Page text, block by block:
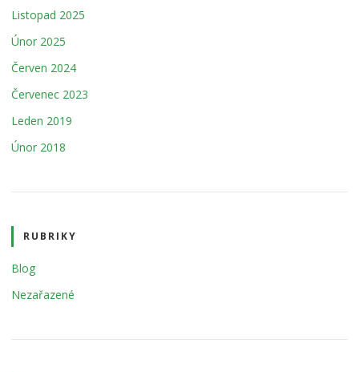
Listopad 2025
Únor 2025
Červen 2024
Červenec 2023
Leden 2019
Únor 2018
RUBRIKY
Blog
Nezařazené